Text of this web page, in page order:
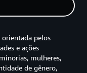
pelos
e ações
mulheres,
de gênero,